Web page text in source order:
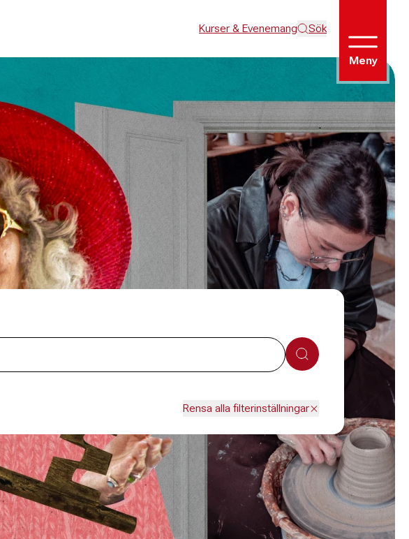
Kurser & Evenemang Sök
Meny
Sök
Rensa alla filterinställningar